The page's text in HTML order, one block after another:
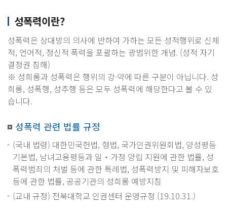
성폭력이란?
성폭력은 상대방의 의사에 반하여 가하는 모든 성적행위로 신체
적, 언어적, 정신적 폭력을 포괄하는 광범위한 개념. (성적 자기
결정권 침해)
※ 성희롱과 성폭력은 행위의 강·약에 따른 구분이 아닙니다. 성
희롱, 성폭행, 성추행 등은 모두 성폭력에 해당한다고 볼 수 있
습니다.
성폭력 관련 법률 규정
(국내 법령) 대한민국헌법, 형법, 국가인권위원회법, 양성평등
기본법, 남녀고용평등과 일‧가정 양립 지원에 관한 법률, 성
폭력범죄의 처벌 등에 관한 특례법, 성폭력방지 및 피해자보호
등에 관한 법률, 공공기관의 성희롱 예방지침
(교내 규정) 전북대학교 인권센터 운영규정 (19.10.31.)